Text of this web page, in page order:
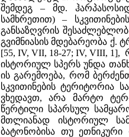
შემდეგ – მდ.
სამხრეთით) –
განსაზღვრის
გვიმნიასის მდებარეობა ქ.
[55, IV, VII, 18-27; IV, VIII,
ისტორიულ სპერს უნდა
ის გარემოება, რომ
სკვითინების ტერიტორია
ვხედავთ, არა მარტო
წერტილი სპარსულ
მთლიანად ისტორიულ
ბატონობისა თუ ეთნიკური